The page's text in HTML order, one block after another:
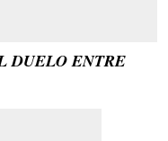
DUELO ENTRE